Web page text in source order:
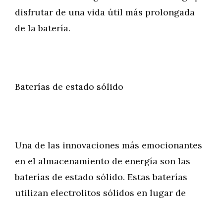
disfrutar de una vida útil más prolongada
de la batería.
Baterías de estado sólido
Una de las innovaciones más emocionantes
en el almacenamiento de energía son las
baterías de estado sólido. Estas baterías
utilizan electrolitos sólidos en lugar de